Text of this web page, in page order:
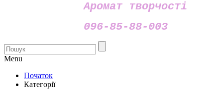
Аромат творчості
096-85-88-003
Menu
Початок
Категорії